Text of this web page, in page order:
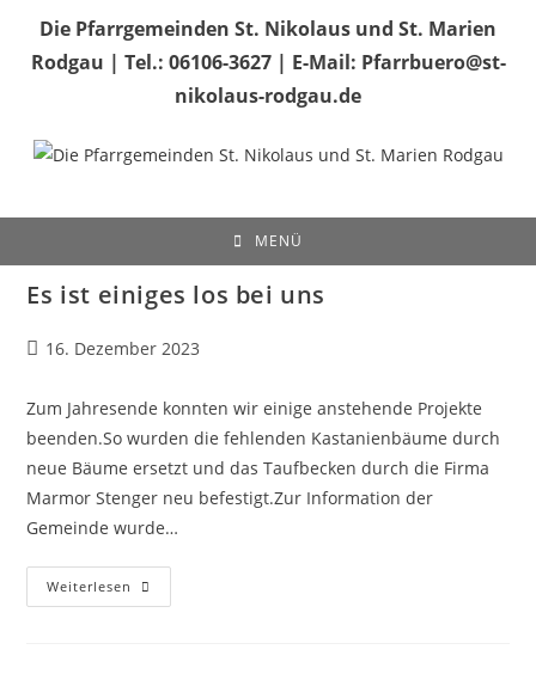
Inhalt
springen
Die Pfarrgemeinden St. Nikolaus und St. Marien
Rodgau | Tel.: 06106-3627 | E-Mail: Pfarrbuero@st-
nikolaus-rodgau.de
MENÜ
Es ist einiges los bei uns
Beitrag
16. Dezember 2023
Zum Jahresende konnten wir einige anstehende Projekte
beenden.So wurden die fehlenden Kastanienbäume durch
neue Bäume ersetzt und das Taufbecken durch die Firma
Marmor Stenger neu befestigt.Zur Information der
Gemeinde wurde…
Weiterlesen Es
Ist